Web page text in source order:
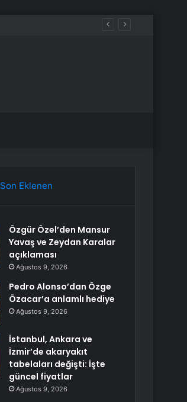
Son Eklenen
Özgür Özel’den Mansur
Yavaş ve Zeydan Karalar
açıklaması
Ağustos 9, 2026
Pedro Alonso’dan Özge
Özacar’a anlamlı hediye
Ağustos 9, 2026
İstanbul, Ankara ve
İzmir’de akaryakıt
tabelaları değişti: İşte
güncel fiyatlar
Ağustos 9, 2026